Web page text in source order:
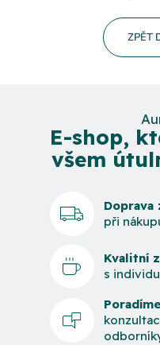
ZPĚT
E-shop,
všem
Doprava
při
Kvalitní
s